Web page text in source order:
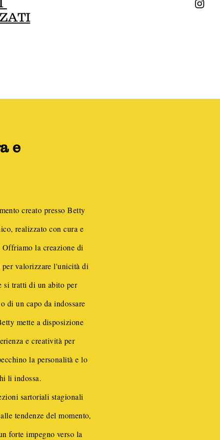
e
creato presso Betty
realizzato con cura e
la creazione di
valorizzare l'unicità di
si tratti di un abito per
di un capo da indossare
mette a disposizione
e creatività per
la personalità e lo
li indossa.
sartoriali stagionali
tendenze del momento,
forte impegno verso la